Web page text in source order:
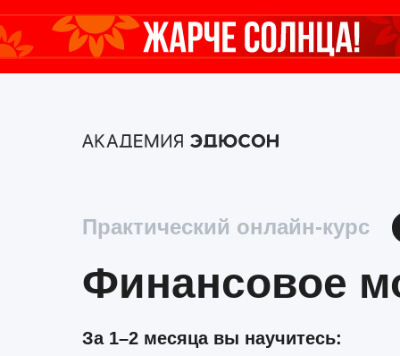
Финансовое
Практический онлайн-курс
За 1–2 месяца вы научитесь: